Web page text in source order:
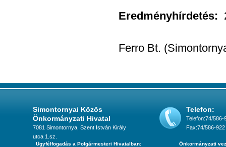
Eredményhírdetés:
Ferro Bt.
Simontornyai Közös
Önkormányzati Hivatal
7081 Simontornya, Szent István Király
utca 1.sz.
Telefon:
Telefon:74/586-
Fax:74/586-922
Ügyfélfogadás a Polgármesteri Hivatalban:
Önkormányzati